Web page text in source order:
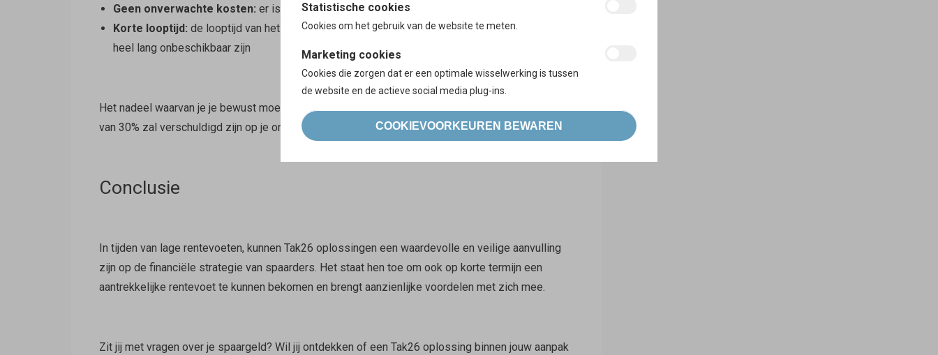
Geen onverwachte kosten: er is geen sprake van instapkosten noch beheerskosten
Korte looptijd: de looptijd van het contract is kort (2 à 3 jaar), waardoor je centen niet voor
heel lang onbeschikbaar zijn
Het nadeel waarvan je je bewust moet zijn bij je keuze is dat er steeds een roerende voorheffing
van 30% zal verschuldigd zijn op je ontvangen interesten.
Conclusie
In tijden van lage rentevoeten, kunnen Tak26 oplossingen een waardevolle en veilige aanvulling
zijn op de financiële strategie van spaarders. Het staat hen toe om ook op korte termijn een
aantrekkelijke rentevoet te kunnen bekomen en brengt aanzienlijke voordelen met zich mee.
Zit jij met vragen over je spaargeld? Wil jij ontdekken of een Tak26 oplossing binnen jouw aanpak
Statistische cookies
Cookies om het gebruik van de website te meten.
Marketing cookies
Cookies die zorgen dat er een optimale wisselwerking is tussen
de website en de actieve social media plug-ins.
COOKIEVOORKEUREN BEWAREN